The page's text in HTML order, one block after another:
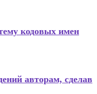
кодовых имен
авторам, сделав